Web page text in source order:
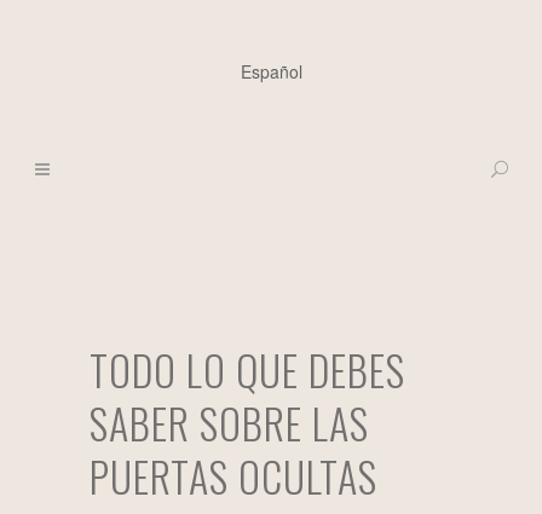
Español
TODO LO QUE DEBES
SABER SOBRE LAS
PUERTAS OCULTAS